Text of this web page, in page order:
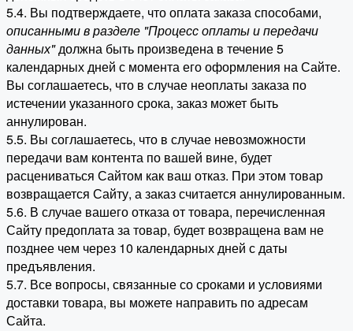
5.4. Вы подтверждаете, что оплата заказа способами,
описанными в разделе "Процесс оплаты и передачи
данных"должна быть произведена в течение 5
календарных дней с момента его оформления на Сайте.
Вы соглашаетесь, что в случае неоплаты заказа по
истечении указанного срока, заказ может быть
аннулирован.
5.5. Вы соглашаетесь, что в случае невозможности
передачи вам контента по вашей вине, будет
расцениваться Сайтом как ваш отказ. При этом товар
возвращается Сайту, а заказ считается аннулированным.
5.6. В случае вашего отказа от товара, перечисленная
Сайту предоплата за товар, будет возвращена вам не
позднее чем через 10 календарных дней с даты
предъявления.
5.7. Все вопросы, связанные со сроками и условиями
доставки товара, вы можете направить по адресам
Сайта.